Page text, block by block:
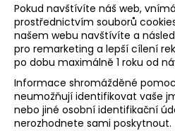
Pokud navštívíte náš web,
prostřednictvím souborů
našem webu navštívíte a
pro remarketing a lepší cílení
po dobu maximálně 1 roku od
Informace shromážděné
neumožňují identifikovat vaše
nebo jiné osobní identifikační
nerozhodnete sami poskytnout.